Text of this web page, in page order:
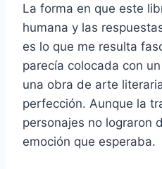
La forma en que este
humana y las
es lo que me resulta
parecía colocada con
una obra de arte
perfección. Aunque la
personajes no lograron
emoción que esperaba.